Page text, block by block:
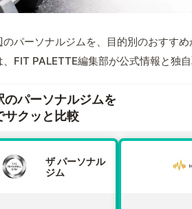
パーソナルジムを、目的別のおすす
FIT PALETTE編集部が公式情報と独
のパーソナルジムを
サクッと比較
ザ パーソナル
ジム